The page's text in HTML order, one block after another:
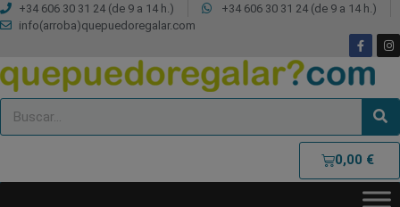
+34 606 30 31 24 (de 9 a 14 h.)
+34 606 30 31 24 (de 9 a 14 h.)
info(arroba)quepuedoregalar.com
0,00 €